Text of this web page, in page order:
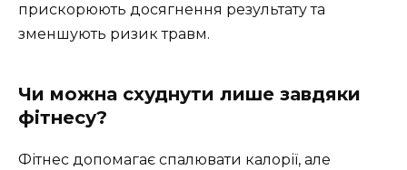
прискорюють досягнення результату та
зменшують ризик травм.
Чи можна схуднути лише завдяки
фітнесу?
Фітнес допомагає спалювати калорії, але